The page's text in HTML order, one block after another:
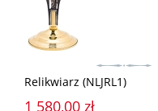
16,90 zł
Najniższa cena:
Relikwiarz (NLJRL1)
1 580,00 zł